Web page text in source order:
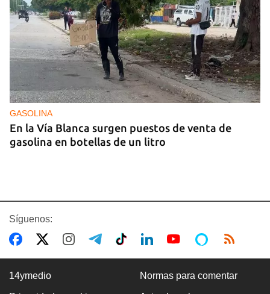
GASOLINA
En la Vía Blanca surgen puestos de venta de
gasolina en botellas de un litro
Síguenos:
14ymedio Normas para comentar